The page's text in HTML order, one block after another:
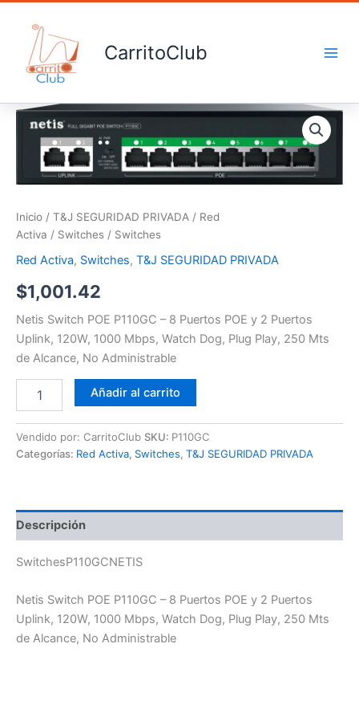
contenido
CarritoClub
Inicio / T&J SEGURIDAD PRIVADA / Red
Activa / Switches / Switches
Red Activa, Switches, T&J SEGURIDAD PRIVADA
$1,001.42
Netis Switch POE P110GC – 8 Puertos POE y 2 Puertos
Uplink, 120W, 1000 Mbps, Watch Dog, Plug Play, 250 Mts
de Alcance, No Administrable
Switches
cantidad
Añadir al carrito
Vendido por: CarritoClub SKU: P110GC
Categorías: Red Activa, Switches, T&J SEGURIDAD PRIVADA
Descripción
SwitchesP110GCNETIS
Netis Switch POE P110GC – 8 Puertos POE y 2 Puertos
Uplink, 120W, 1000 Mbps, Watch Dog, Plug Play, 250 Mts
de Alcance, No Administrable